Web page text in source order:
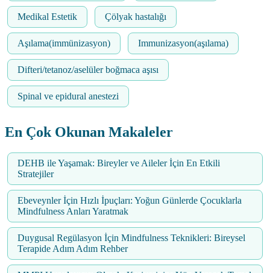
Medikal Estetik Çölyak hastalığı
Aşılama(immünizasyon) Immunizasyon(aşılama)
Difteri/tetanoz/aselüler boğmaca aşısı
Spinal ve epidural anestezi
En Çok Okunan Makaleler
DEHB ile Yaşamak: Bireyler ve Aileler İçin En Etkili
Stratejiler
Ebeveynler İçin Hızlı İpuçları: Yoğun Günlerde Çocuklarla
Mindfulness Anları Yaratmak
Duygusal Regülasyon İçin Mindfulness Teknikleri: Bireysel
Terapide Adım Adım Rehber